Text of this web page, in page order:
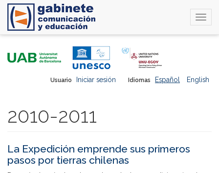
Idiomas Español English
Usuario Iniciar sesión
2010-2011
La Expedición emprende sus primeros
pasos por tierras chilenas